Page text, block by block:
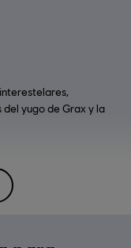
yugo de Grax y la